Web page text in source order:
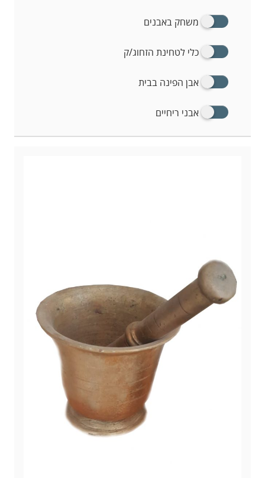
משחק באבנים
כלי לטחינת הזחוג/ק
אבן הפינה בבית
אבני ריחיים